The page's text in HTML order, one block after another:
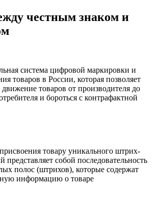
честным знаком и
система цифровой маркировки и
товаров в России, которая позволяет
движение товаров от производителя до
и бороться с контрафактной
товару уникального штрих-
представляет собой последовательность
полос (штрихов), которые содержат
информацию о товаре